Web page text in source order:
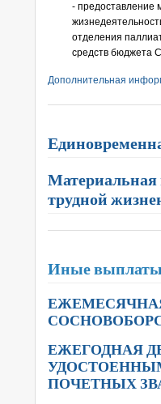
- предоставление
отделения
средств бюджета
Дополнительная
трудной
Иные
ЕЖЕГОДНАЯ
ПОЧЕТНЫХ